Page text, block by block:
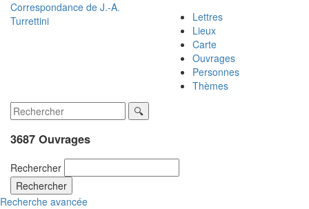
Correspondance de J.-A.
Turrettini
Lettres
Lieux
Carte
Ouvrages
Personnes
Thèmes
3687 Ouvrages
Rechercher
Rechercher
Recherche avancée